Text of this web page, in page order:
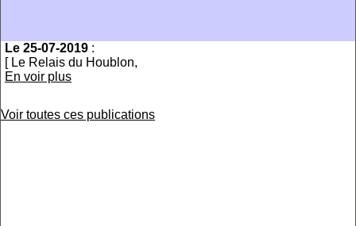
Le 25-07-2019 :
[ Le Relais du Houblon,
En voir plus
Voir toutes ces publications